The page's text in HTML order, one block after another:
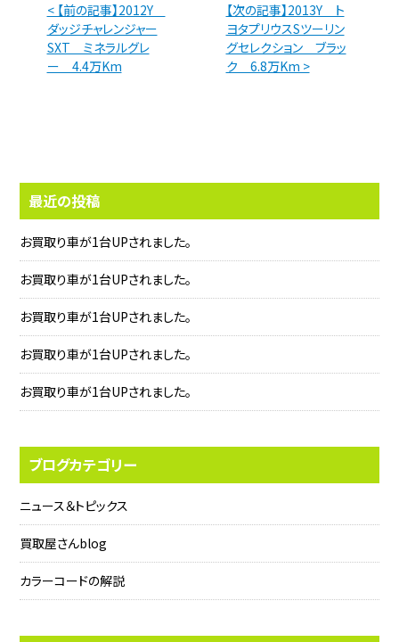
< 【前の記事】2012Y
ダッジチャレンジャー
SXT ミネラルグレ
ー 4.4万Km
【次の記事】2013Y ト
ヨタプリウスSツーリン
グセレクション ブラッ
ク 6.8万Km >
最近の投稿
お買取り車が1台UPされました。
お買取り車が1台UPされました。
お買取り車が1台UPされました。
お買取り車が1台UPされました。
お買取り車が1台UPされました。
ブログカテゴリー
ニュース＆トピックス
買取屋さんblog
カラーコードの解説